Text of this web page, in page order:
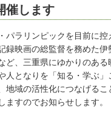
催します
パラリンピックを目前に控
録映画の総監督を務めた伊
ど、三重県にゆかりのある
人となりを「知る・学ぶ」
地域の活性化につなげるこ
ますのでお知らせします。